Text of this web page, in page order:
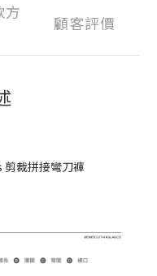
方
顧客評價
裁拼接彎刀褲